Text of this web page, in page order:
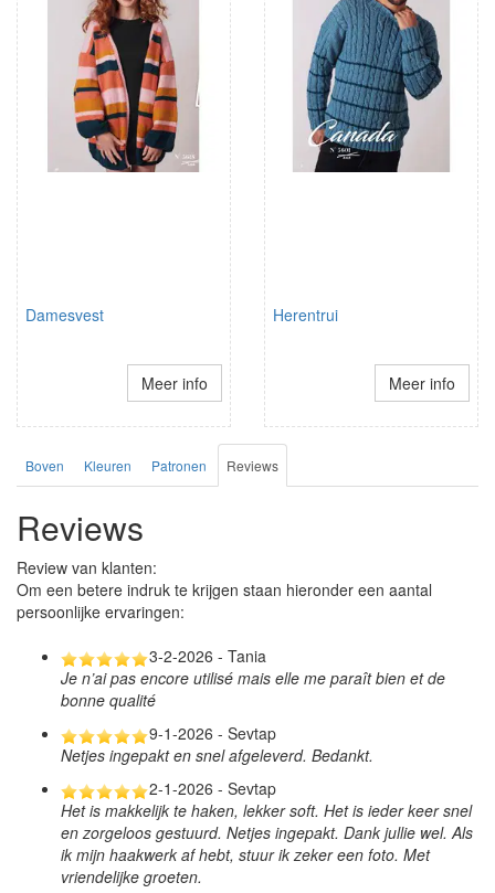
Damesvest
Meer info
Herentrui
Meer info
Boven Kleuren Patronen Reviews
Reviews
Review van klanten:
Om een betere indruk te krijgen staan hieronder een aantal
persoonlijke ervaringen:
3-2-2026 - Tania
Je n’ai pas encore utilisé mais elle me paraît bien et de
bonne qualité
9-1-2026 - Sevtap
Netjes ingepakt en snel afgeleverd. Bedankt.
2-1-2026 - Sevtap
Het is makkelijk te haken, lekker soft. Het is ieder keer snel
en zorgeloos gestuurd. Netjes ingepakt. Dank jullie wel. Als
ik mijn haakwerk af hebt, stuur ik zeker een foto. Met
vriendelijke groeten.